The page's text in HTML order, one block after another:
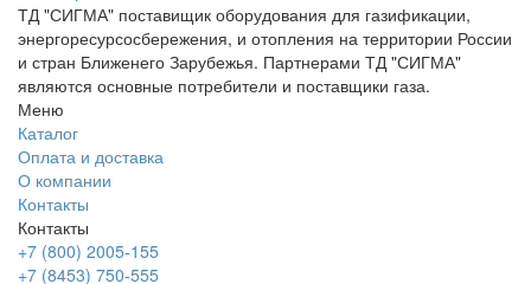
ТД "СИГМА" поставищик оборудования для газификации,
энергоресурсосбережения, и отопления на территории России
и стран Ближенего Зарубежья. Партнерами ТД "СИГМА"
являются основные потребители и поставщики газа.
Меню
Каталог
Оплата и доставка
О компании
Контакты
Контакты
+7 (800) 2005-155
+7 (8453) 750-555